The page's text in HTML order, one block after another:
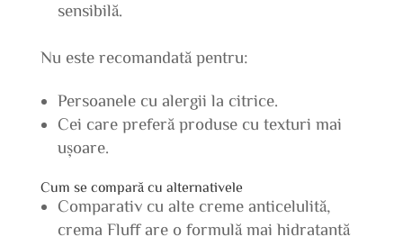
sensibilă.
Nu este recomandată pentru:
Persoanele cu alergii la citrice.
Cei care preferă produse cu texturi mai
ușoare.
Cum se compară cu alternativele
Comparativ cu alte creme anticelulită,
crema Fluff are o formulă mai hidratantă